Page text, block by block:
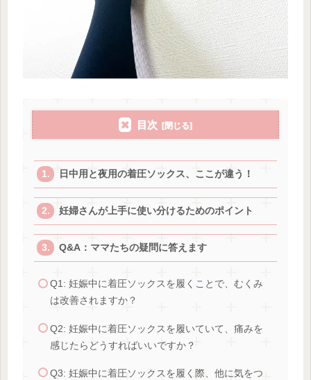
目次
日中用と夜用の着圧ソックス、ここが違う！
妊婦さんが上手に使い分けるためのポイント
Q&A：ママたちの疑問に答えます
Q1: 妊娠中に着圧ソックスを履くことで、むくみ
は改善されますか？
Q2: 妊娠中に着圧ソックスを履いていて、痛みを
感じたらどうすればいいですか？
Q3: 妊娠中に着圧ソックスを履く際、他に気をつ